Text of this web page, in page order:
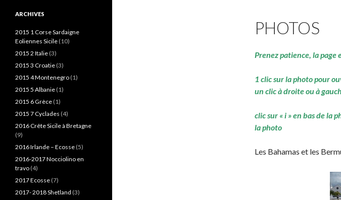
PHOTOS
Prenez patience, la page
1 clic sur la photo pour
un clic à droite ou à
clic sur « i » en bas de la
la photo
Les Bahamas et les
ARCHIVES
2015 1 Corse Sardaigne
Eoliennes Sicile (10)
2015 2 Italie (3)
2015 3 Croatie (3)
2015 4 Montenegro (1)
2015 5 Albanie (1)
2015 6 Grèce (1)
2015 7 Cyclades (4)
2016 Crête Sicile à Bretagne
(9)
2016 Irlande – Ecosse (5)
2016-2017 Nocciolino en
travo (4)
2017 Ecosse (7)
2017- 2018 Shetland (3)